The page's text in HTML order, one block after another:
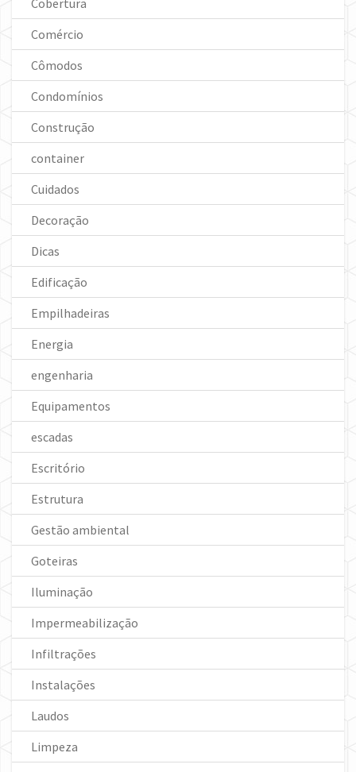
Comércio
Cômodos
Condomínios
Construção
container
Cuidados
Decoração
Dicas
Edificação
Empilhadeiras
Energia
engenharia
Equipamentos
escadas
Escritório
Estrutura
Gestão ambiental
Goteiras
Iluminação
Impermeabilização
Infiltrações
Instalações
Laudos
Limpeza